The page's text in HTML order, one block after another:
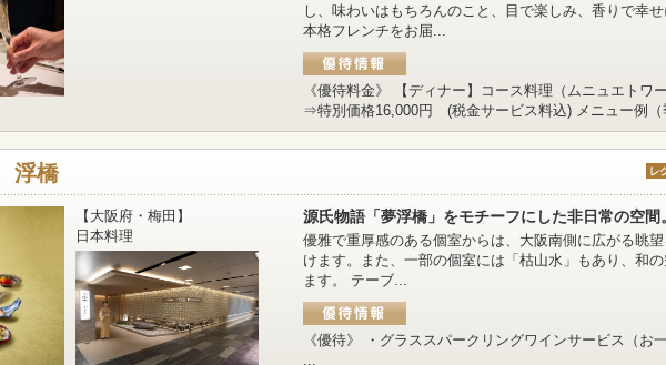
し、味わいはもちろんのこと、目で楽しみ、香りで幸せ
本格フレンチをお届...
《優待料金》 【ディナー】コース料理（ムニュエトワ
⇒特別価格16,000円 (税金サービス料込) メニュー例（
浮橋
【大阪府・梅田】
日本料理
源氏物語「夢浮橋」をモチーフにした非日常の空間。
優雅で重厚感のある個室からは、大阪南側に広がる眺
けます。また、一部の個室には「枯山水」もあり、和
ます。 テーブ...
《優待》 ・グラススパークリングワインサービス（お
...